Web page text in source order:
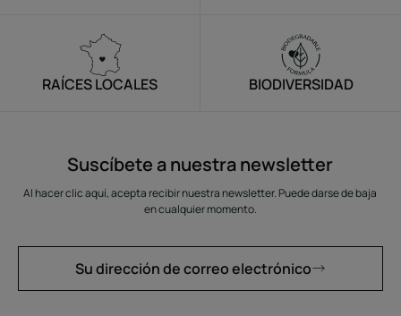
RAÍCES LOCALES BIODIVERSIDAD
Suscíbete a nuestra newsletter
Al hacer clic aquí, acepta recibir nuestra newsletter. Puede darse de baja
en cualquier momento.
Su dirección de correo electrónico